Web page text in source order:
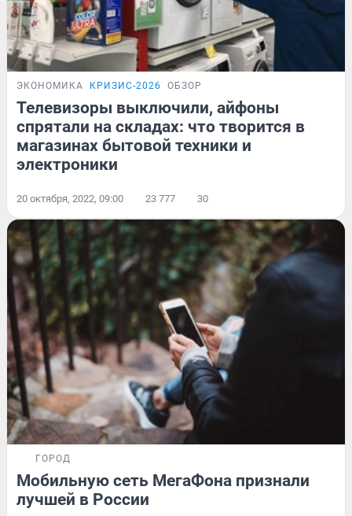
ЭКОНОМИКА КРИЗИС-2026 ОБЗОР
Телевизоры выключили, айфоны
спрятали на складах: что творится в
магазинах бытовой техники и
электроники
20 октября, 2022, 09:00 23 777 30
ГОРОД
Мобильную сеть МегаФона признали
лучшей в России